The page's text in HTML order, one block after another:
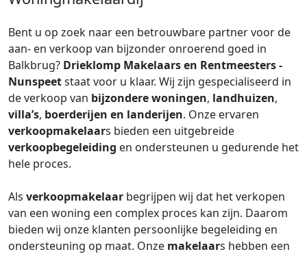
Bent u op zoek naar een betrouwbare partner voor de
aan- en verkoop van bijzonder onroerend goed in
Balkbrug? Drieklomp Makelaars en Rentmeesters -
Nunspeetstaat voor u klaar. Wij zijn gespecialiseerd in
de verkoop van bijzondere woningen, landhuizen,
villa’s, boerderijen en landerijen. Onze ervaren
verkoopmakelaars bieden een uitgebreide
verkoopbegeleiding en ondersteunen u gedurende het
hele proces.
Als verkoopmakelaar begrijpen wij dat het verkopen
van een woning een complex proces kan zijn. Daarom
bieden wij onze klanten persoonlijke begeleiding en
ondersteuning op maat. Onze makelaars hebben een